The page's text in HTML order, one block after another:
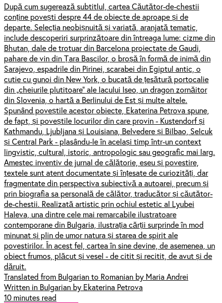
După cum sugerează subtitlul, cartea Căutător-de-chestii
conține povești despre 44 de obiecte de aproape și de
departe. Selecția neobișnuită și variată, aranjată tematic,
include descoperiri surprinzătoare din întreaga lume: cizme din
Bhutan, dale de trotuar din Barcelona proiectate de Gaudi,
pahare de vin din Țara Bascilor, o broșă în formă de inimă din
Sarajevo, espadrile din Pirinei, scarabei din Egiptul antic, o
cutie cu gunoi din New York, o bucată de țesătură portocalie
din „cheiurile plutitoare” ale lacului Iseo, un dragon zornăitor
din Slovenia, o hartă a Berlinului de Est și multe altele.
Spunând poveștile acestor obiecte, Ekaterina Petrova spune,
de fapt, și poveștile locurilor din care provin - Kustendorf și
Kathmandu, Ljubljana și Louisiana, Belvedere și Bilbao, Selcuk
și Central Park - plasându-le în același timp într-un context
lingvistic, cultural, istoric, antropologic sau geografic mai larg.
Amestec inventiv de jurnal de călătorie, eseu și povestire,
textele sunt atent documentate și înțesate de curiozități, dar
fragmentate din perspectiva subiectivă a autoarei, precum și
prin biografia sa personală de călător, traducător și căutător-
de-chestii. Realizată artistic prin ochiul estetic al Lyubei
Haleva, una dintre cele mai remarcabile ilustratoare
contemporane din Bulgaria, ilustrația cărții surprinde în mod
minunat și plin de umor natura și starea de spirit ale
povestirilor. În acest fel, cartea în sine devine, de asemenea, un
obiect frumos, plăcut și vesel - de citit și recitit, de avut și de
dăruit.
Translated from Bulgarian to Romanian by Maria Andrei
Written in Bulgarian by Ekaterina Petrova
10 minutes read